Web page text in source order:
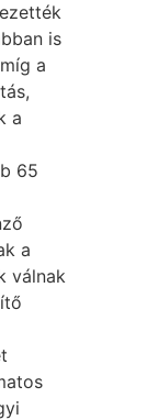
is
a
a
65
a
válnak